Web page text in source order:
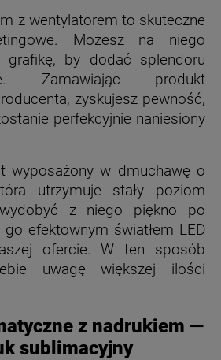
m z wentylatorem to skuteczne
Możesz na niego
grafikę, by dodać splendoru
Zamawiając produkt
zyskujesz pewność,
perfekcyjnie naniesiony
wyposażony w dmuchawę o
utrzymuje stały poziom
z niego piękno po
efektownym światłem LED
ofercie. W ten sposób
uwagę większej ilości
z nadrukiem —
sublimacyjny